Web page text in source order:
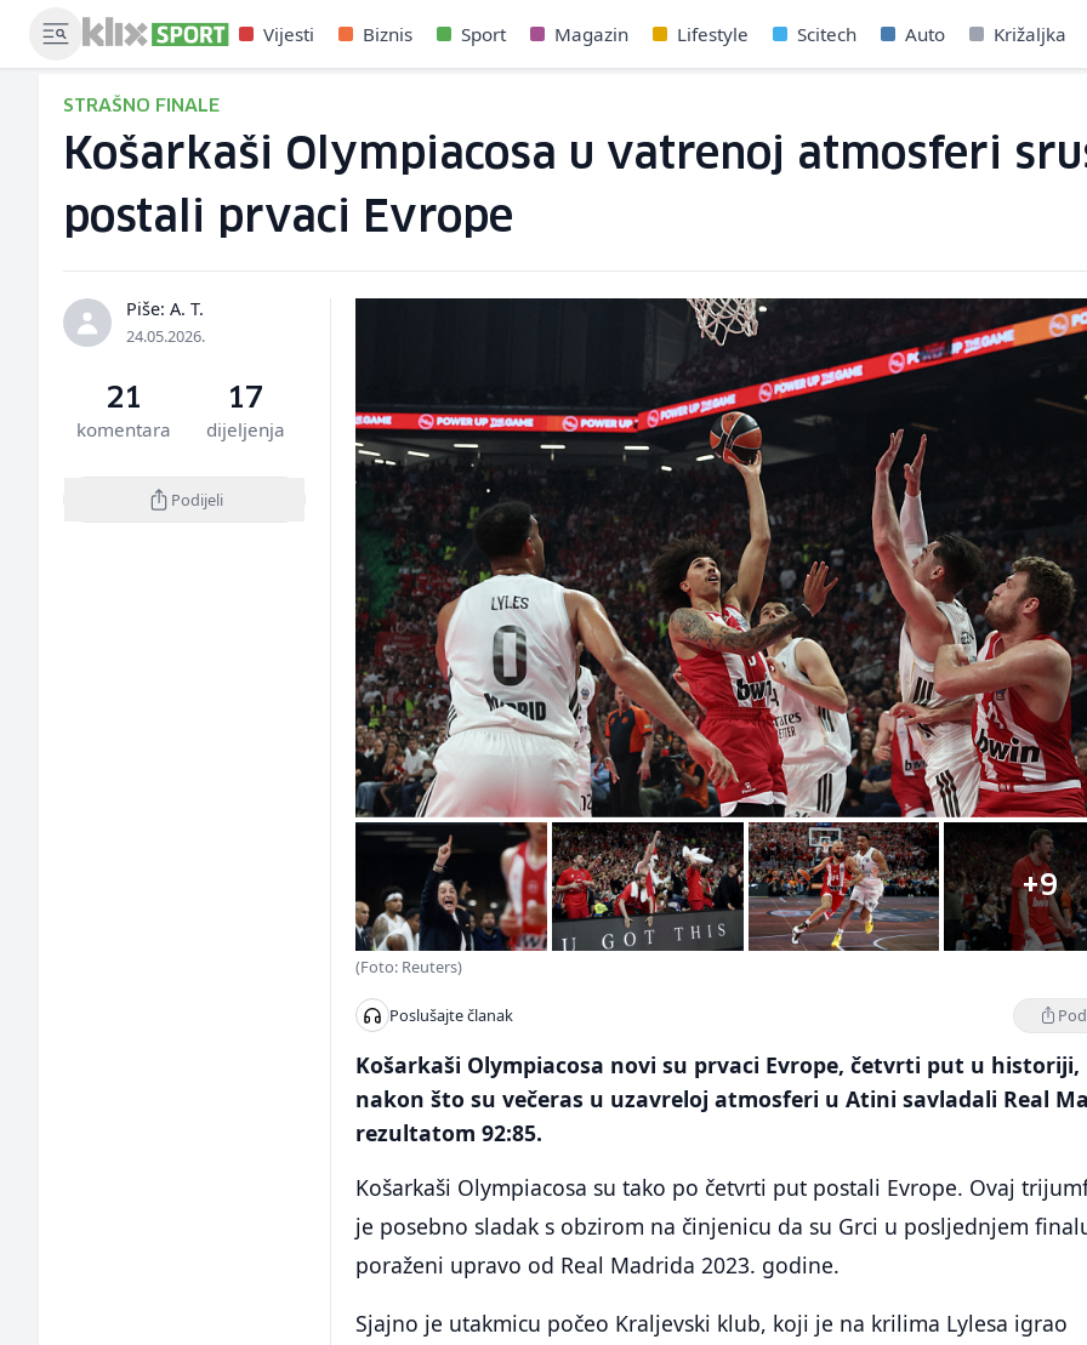
Vijesti Biznis Sport Magazin Lifestyle Scitech Auto Križaljka
STRAŠNO FINALE
Košarkaši Olympiacosa u vatrenoj atmosferi
postali prvaci Evrope
Piše: A. T.
24.05.2026.
21
komentara
17
dijeljenja
Podijeli
+9
(Foto: Reuters)
Poslušajte članak
Košarkaši Olympiacosa novi su prvaci Evrope, četvrti put u historiji,
nakon što su večeras u uzavreloj atmosferi u Atini savladali Real
rezultatom 92:85.
Košarkaši Olympiacosa su tako po četvrti put postali Evrope. Ovaj
je posebno sladak s obzirom na činjenicu da su Grci u posljednjem
poraženi upravo od Real Madrida 2023. godine.
Sjajno je utakmicu počeo Kraljevski klub, koji je na krilima Lylesa igrao